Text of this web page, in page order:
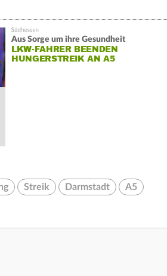
Aus Sorge um ihre Gesundheit
LKW-FAHRER BEENDEN
HUNGERSTREIK AN A5
Streik Darmstadt A5